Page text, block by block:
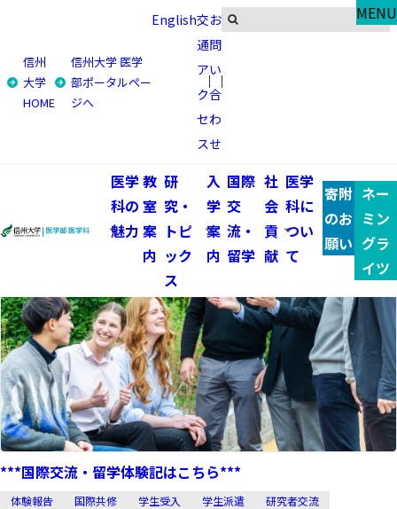
信州
大学
HOME
信州大学 医学
部ポータルペー
ジへ
English交
通
ア
ク
セ
ス
お
問
い
合
わ
せ
医学
科の
魅力
教
室
案
内
研
究・
トピ
ック
ス
入
学
案
内
国際
交
流・
留学
社
会
貢
献
医学
科に
つい
て
寄附
のお
願い
ネー
ミン
グラ
イツ
Global
トピックス
トップ 国際交流・留学 トピックス
***国際交流・留学体験記はこちら***
体験報告 国際共修 学生受入 学生派遣 研究者交流
MENU